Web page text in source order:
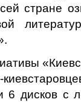
стране
6 дисков с